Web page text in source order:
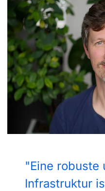
"Eine robuste
Infrastruktur